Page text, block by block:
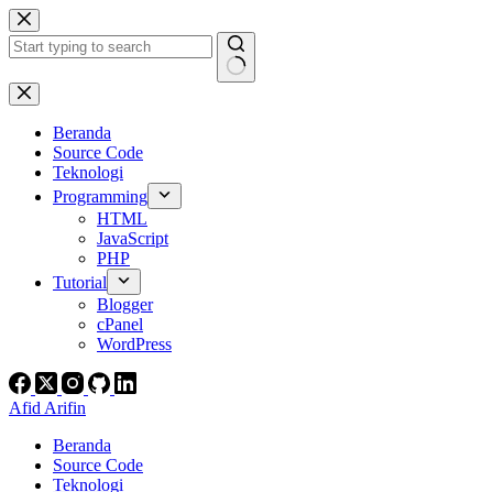
Skip
to
content
No
results
Beranda
Source Code
Teknologi
Programming
HTML
JavaScript
PHP
Tutorial
Blogger
cPanel
WordPress
Afid Arifin
Beranda
Source Code
Teknologi